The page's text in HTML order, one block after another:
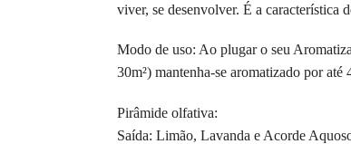
viver, se desenvolver. É a característica
Modo de uso: Ao plugar o seu
30m²) mantenha-se aromatizado por até
Pirâmide olfativa:
Saída: Limão, Lavanda e Acorde